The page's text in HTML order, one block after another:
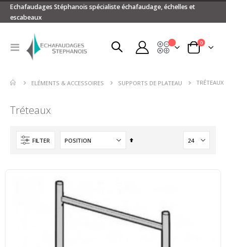
Echafaudages Stéphanois spécialiste échafaudage, échelles et
escabeaux
Basculer
Panier
0articles
Devis
ELÉMENTS & ACCESSOIRES SUPPORTS DE PLATEAU TRÉTEAUX
Tréteaux
FILTER
Par